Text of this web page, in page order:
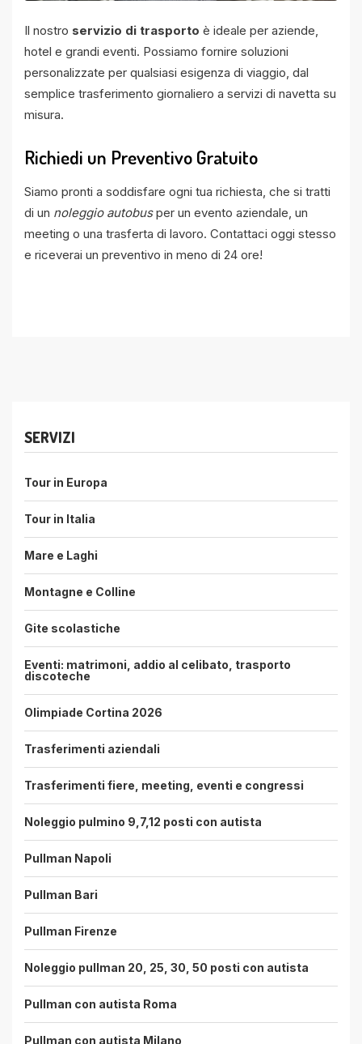
Il nostro servizio di trasporto è ideale per aziende,
hotel e grandi eventi. Possiamo fornire soluzioni
personalizzate per qualsiasi esigenza di viaggio, dal
semplice trasferimento giornaliero a servizi di navetta su
misura.
Richiedi un Preventivo Gratuito
Siamo pronti a soddisfare ogni tua richiesta, che si tratti
di un noleggio autobusper un evento aziendale, un
meeting o una trasferta di lavoro. Contattaci oggi stesso
e riceverai un preventivo in meno di 24 ore!
SERVIZI
Tour in Europa
Tour in Italia
Mare e Laghi
Montagne e Colline
Gite scolastiche
Eventi: matrimoni, addio al celibato, trasporto
discoteche
Olimpiade Cortina 2026
Trasferimenti aziendali
Trasferimenti fiere, meeting, eventi e congressi
Noleggio pulmino 9,7,12 posti con autista
Pullman Napoli
Pullman Bari
Pullman Firenze
Noleggio pullman 20, 25, 30, 50 posti con autista
Pullman con autista Roma
Pullman con autista Milano